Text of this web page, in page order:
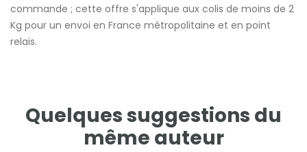
commande ; cette offre s'applique aux colis de moins de 2
Kg pour un envoi en France métropolitaine et en point
relais.
Quelques suggestions du
même auteur